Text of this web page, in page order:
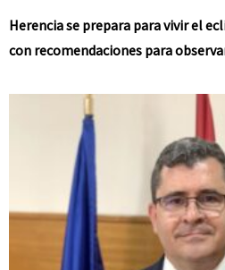
Herencia se prepara para vivir el
con recomendaciones para